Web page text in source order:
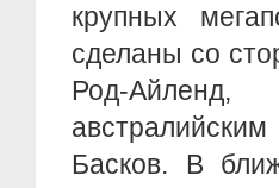
крупных
сделаны со
Род-
Басков. В